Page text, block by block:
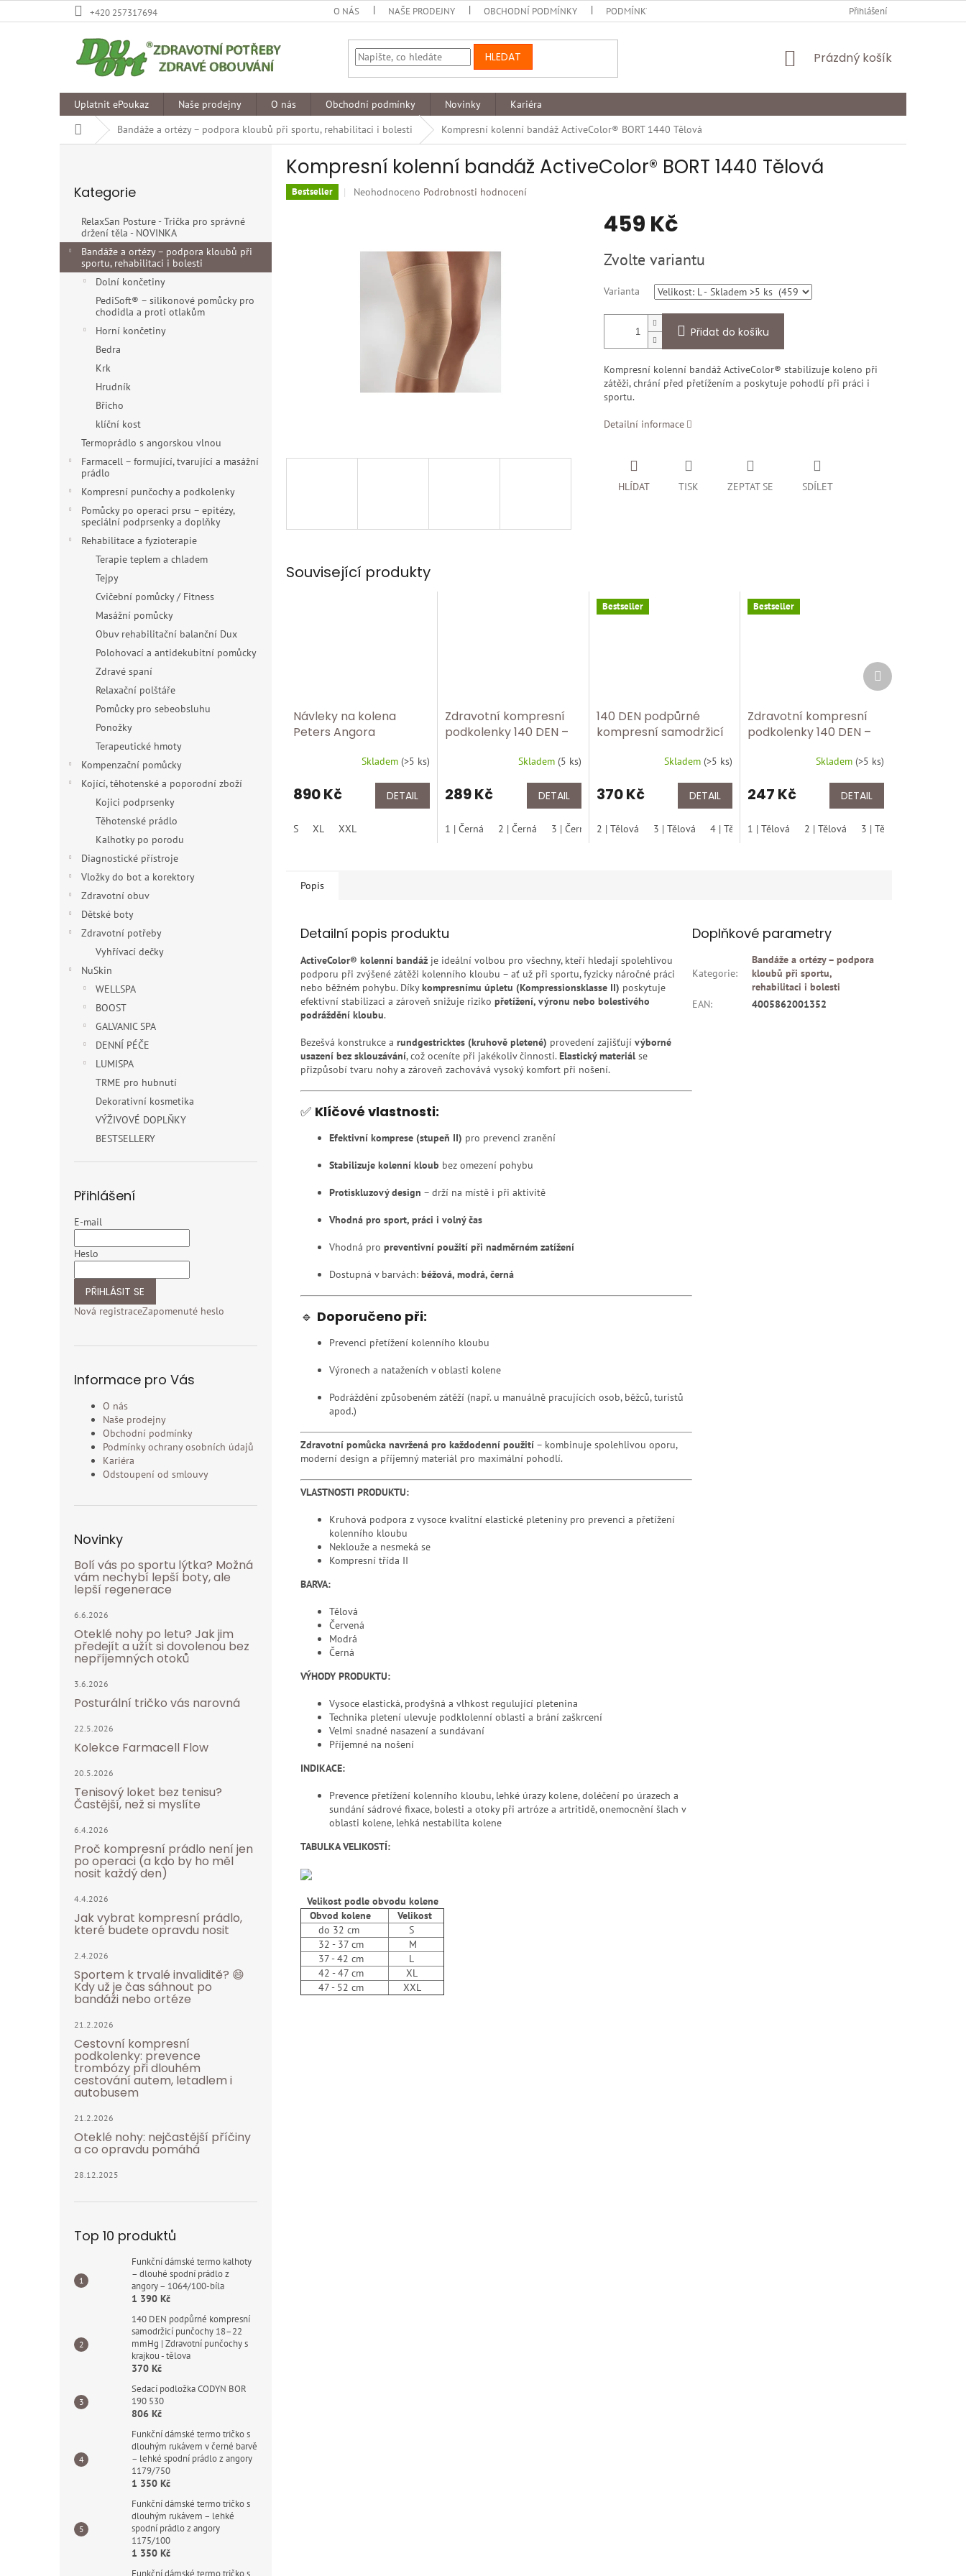
na
+420 257317694 O NÁS NAŠE PRODEJNY OBCHODNÍ PODMÍNKY PODMÍNKY OCHRANY OSOBNÍCH ÚDAJŮ ODSTOUPENÍ OD
Přihlášení
HLEDAT
NÁKUPNÍ
Prázdný košík
Uplatnit ePoukaz Naše prodejny O nás Obchodní podmínky Novinky
Kariéra
Domů
Bandáže a ortézy – podpora kloubů při sportu, rehabilitaci i bolesti Kompresní kolenní bandáž ActiveColor® BORT 1440 Tělová
n
í
kategorie
Kategorie
RelaxSan Posture - Trička pro správné
držení těla - NOVINKA
Bandáže a ortézy – podpora kloubů při
sportu, rehabilitaci i bolesti
Dolní končetiny
PediSoft® – silikonové pomůcky pro
chodidla a proti otlakům
Horní končetiny
Bedra
Krk
Hrudník
Břicho
klíční kost
Termoprádlo s angorskou vlnou
Farmacell – formující, tvarující a masážní
prádlo
Kompresní punčochy a podkolenky
Pomůcky po operaci prsu – epitézy,
speciální podprsenky a doplňky
Rehabilitace a fyzioterapie
Terapie teplem a chladem
Tejpy
Cvičební pomůcky / Fitness
Masážní pomůcky
Obuv rehabilitační balanční Dux
Polohovací a antidekubitní pomůcky
Zdravé spaní
Relaxační polštáře
Pomůcky pro sebeobsluhu
Ponožky
Terapeutické hmoty
Kompenzační pomůcky
Kojící, těhotenské a poporodní zboží
Kojici podprsenky
Těhotenské prádlo
Kalhotky po porodu
Diagnostické přístroje
Vložky do bot a korektory
Zdravotní obuv
Dětské boty
Zdravotní potřeby
Vyhřívací dečky
NuSkin
WELLSPA
BOOST
GALVANIC SPA
DENNÍ PÉČE
LUMISPA
TRME pro hubnutí
Dekorativní kosmetika
VÝŽIVOVÉ DOPLŇKY
BESTSELLERY
Přihlášení
E-mail
Heslo
PŘIHLÁSIT SE
Nová registraceZapomenuté heslo
Informace pro Vás
O nás
Naše prodejny
Obchodní podmínky
Podmínky ochrany osobních údajů
Kariéra
Odstoupení od smlouvy
Novinky
Bolí vás po sportu lýtka? Možná
vám nechybí lepší boty, ale
lepší regenerace
6.6.2026
Oteklé nohy po letu? Jak jim
předejít a užít si dovolenou bez
nepříjemných otoků
3.6.2026
Posturální tričko vás narovná
22.5.2026
Kolekce Farmacell Flow
20.5.2026
Tenisový loket bez tenisu?
Častější, než si myslíte
6.4.2026
Proč kompresní prádlo není jen
po operaci (a kdo by ho měl
nosit každý den)
4.4.2026
Jak vybrat kompresní prádlo,
které budete opravdu nosit
2.4.2026
Sportem k trvalé invaliditě? 😄
Kdy už je čas sáhnout po
bandáži nebo ortéze
21.2.2026
Cestovní kompresní
podkolenky: prevence
trombózy při dlouhém
cestování autem, letadlem i
autobusem
21.2.2026
Oteklé nohy: nejčastější příčiny
a co opravdu pomáhá
28.12.2025
Top 10 produktů
Funkční dámské termo kalhoty
– dlouhé spodní prádlo z
angory – 1064/100-bíla
1 390 Kč
140 DEN podpůrné kompresní
samodržicí punčochy 18–22
mmHg | Zdravotní punčochy s
krajkou - tělova
370 Kč
Sedací podložka CODYN BOR
190 530
806 Kč
Funkční dámské termo tričko s
dlouhým rukávem v černé barvě
– lehké spodní prádlo z angory
1179/750
1 350 Kč
Funkční dámské termo tričko s
dlouhým rukávem – lehké
spodní prádlo z angory
1175/100
1 350 Kč
Funkční dámské termo tričko s
Kompresní kolenní bandáž ActiveColor® BORT 1440 Tělová
Bestseller
Průměrné
hvězdiček.
Neohodnoceno Podrobnosti hodnocení
459 Kč
cena:
Zvolte variantu
Varianta
Přidat do košíku
Kompresní kolenní bandáž ActiveColor® stabilizuje koleno při
zátěži, chrání před přetížením a poskytuje pohodlí při práci i
sportu.
Detailní informace
TISK ZEPTAT SE
HLÍDAT SDÍLET
Související produkty
Návleky na kolena
Peters Angora
Skladem (>5 ks)
890 Kč DETAIL
S XL XXL
Zdravotní kompresní
podkolenky 140 DEN –
Skladem (5 ks)
289 Kč DETAIL
1 | Černá 2 | Černá 3 | Černá 4 | Černá 5 | Černá
Bestseller
140 DEN podpůrné
kompresní samodržicí
| Zdravotní punčochy s
krajkou - tělova
Skladem(>5 ks)
370 Kč DETAIL
2 | Tělová 3 | Tělová 4 | Tělová 5 | Tělová
Bestseller
Zdravotní kompresní
podkolenky 140 DEN –
nohy/tělovaSkladem (>5 ks)
247 Kč DETAIL
1 | Tělová 2 | Tělová 3 | Tělová
Další
produkt
Popis
Detailní popis produktu
ActiveColor® kolenní bandáž je ideální volbou pro všechny, kteří hledají spolehlivou
podporu při zvýšené zátěži kolenního kloubu – ať už při sportu, fyzicky náročné práci
nebo běžném pohybu. Díkykompresnímu úpletu (Kompressionsklasse II) poskytuje
efektivní stabilizaci a zároveň snižuje riziko přetížení, výronu nebo bolestivého
podráždění kloubu.
Bezešvá konstrukce a rundgestricktes (kruhově pletené) provedení zajišťují výborné
usazení bez sklouzávání, což oceníte při jakékoliv činnosti.Elastický materiál se
přizpůsobí tvaru nohy a zároveň zachovává vysoký komfort při nošení.
✅ Klíčové vlastnosti:
Efektivní komprese (stupeň II) pro prevenci zranění
Stabilizuje kolenní kloub bez omezení pohybu
Protiskluzový design – drží na místě i při aktivitě
Vhodná pro sport, práci i volný čas
Vhodná pro preventivní použití při nadměrném zatížení
Dostupná v barvách: béžová, modrá, černá
🔹 Doporučeno při:
Prevenci přetížení kolenního kloubu
Výronech a nataženích v oblasti kolene
Podráždění způsobeném zátěží (např. u manuálně pracujících osob, běžců, turistů
apod.)
Zdravotní pomůcka navržená pro každodenní použití – kombinuje spolehlivou oporu,
moderní design a příjemný materiál pro maximální pohodlí.
VLASTNOSTI PRODUKTU:
Kruhová podpora z vysoce kvalitní elastické pleteniny pro prevenci a přetížení
kolenního kloubu
Neklouže a nesmeká se
Kompresní třída II
BARVA:
Tělová
Červená
Modrá
Černá
VÝHODY PRODUKTU:
Vysoce elastická, prodyšná a vlhkost regulující pletenina
Technika pletení ulevuje podklolenní oblasti a brání zaškrcení
Velmi snadné nasazení a sundávaní
Příjemné na nošení
INDIKACE:
Prevence přetížení kolenního kloubu, lehké úrazy kolene, doléčení po úrazech a
sundání sádrové fixace, bolesti a otoky při artróze a artritidě, onemocnění šlach v
oblasti kolene, lehká nestabilita kolene
TABULKA VELIKOSTÍ:
Velikost podle obvodu kolene
Obvod kolene
Velikost
do 32 cm
S
32 - 37 cm
M
37 - 42 cm
L
42 - 47 cm
XL
47 - 52 cm
XXL
Doplňkové parametry
Kategorie:
Bandáže a ortézy – podpora
kloubů při sportu,
rehabilitaci i bolesti
EAN: 4005862001352